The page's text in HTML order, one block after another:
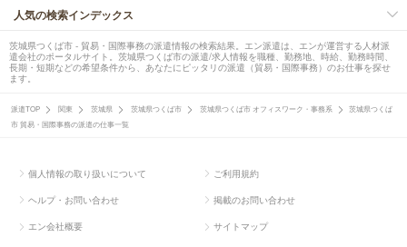
人気の検索インデックス
茨城県つくば市 - 貿易・国際事務の派遣情報の検索結果。エン派遣は、エンが運営する人材派
遣会社のポータルサイト。茨城県つくば市の派遣/求人情報を職種、勤務地、時給、勤務時間、
長期・短期などの希望条件から、あなたにピッタリの派遣（貿易・国際事務）のお仕事を探せ
ます。
派遣TOP 関東 茨城県 茨城県つくば市 茨城県つくば市 オフィスワーク・事務系
茨城県つくば
市 貿易・国際事務の派遣の仕事一覧
個人情報の取り扱いについて ご利用規約
ヘルプ・お問い合わせ 掲載のお問い合わせ
エン会社概要 サイトマップ